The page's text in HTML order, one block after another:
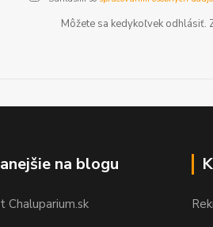
Môžete sa kedykoľvek odhlásiť.
na blogu
Chaluparium.sk